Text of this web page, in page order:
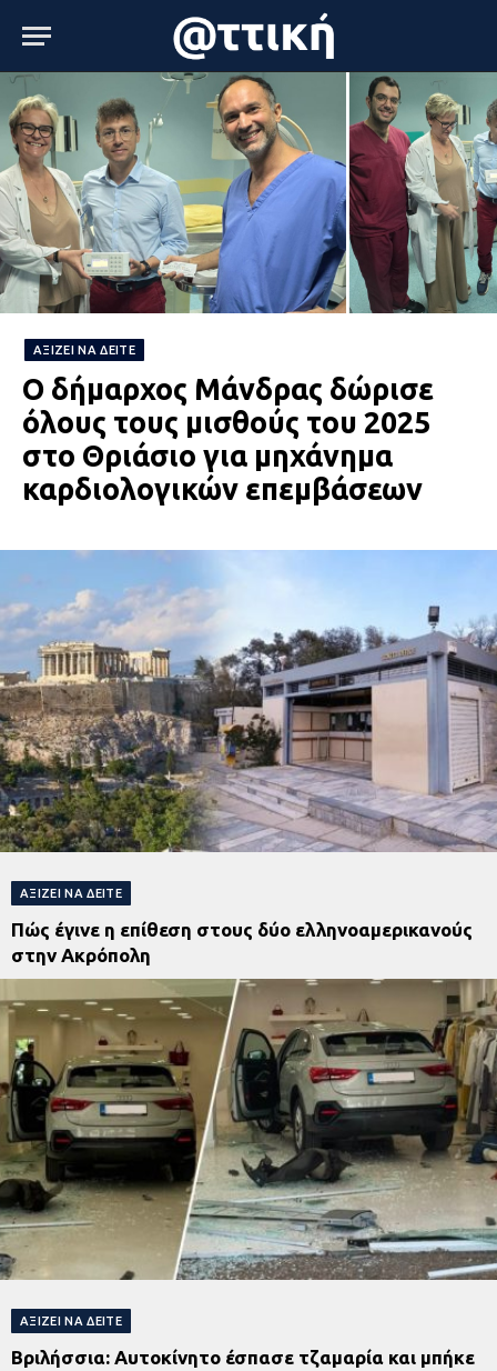
ΑΞΊΖΕΙ ΝΑ ΔΕΊΤΕ
Ομάδα ατόμων επιτέθηκε με
ρόπαλα και μαχαίρια σε δύο
ανήλικους
ΑΞΊΖΕΙ ΝΑ ΔΕΊΤΕ
Πώς έγινε η επίθεση στους δύο ελληνοαμερικανούς
στην Ακρόπολη
ΑΞΊΖΕΙ ΝΑ ΔΕΊΤΕ
Βριλήσσια: Αυτοκίνητο έσπασε τζαμαρία και μπήκε